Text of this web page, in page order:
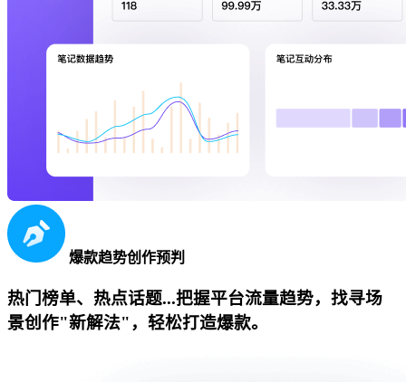
爆款趋势创作预判
热门榜单、热点话题...把握平台流量趋势，找寻场
景创作"新解法"，轻松打造爆款。